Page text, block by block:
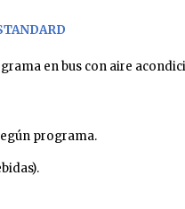
en bus con aire
programa.